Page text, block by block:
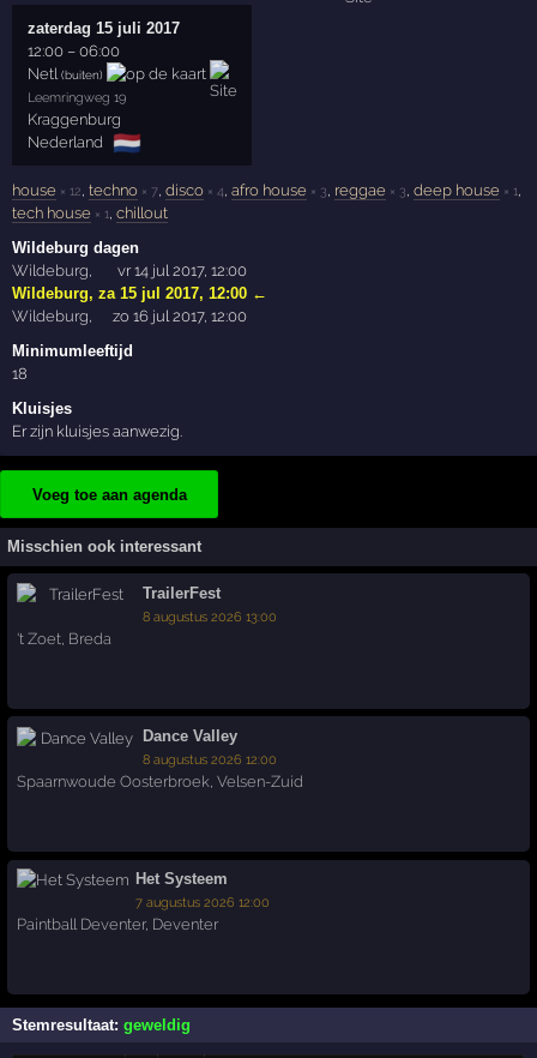
zaterdag 15 juli 2017
12:00 –06:00
Netl (buiten)
Leemringweg 19
Kraggenburg
Nederland 🇳🇱
house × 12 ,techno × 7 ,disco × 4 ,afro house × 3 reggae × 3 ,deep house × 1
tech house × 1 ,chillout
Wildeburg dagen
Wildeburg
vr 14 jul 2017, 12:00
Wildeburg,za 15 jul 2017, 12:00 ←
Wildeburg
zo 16 jul 2017, 12:00
Minimumleeftijd
18
Kluisjes
Er zijn kluisjes aanwezig.
Voeg toe aan agenda
Misschien ook interessant
TrailerFest
8 augustus 2026 13:00
't Zoet Breda
Dance Valley
8 augustus 2026 12:00
Spaarnwoude Oosterbroek ,Velsen-Zuid
Het Systeem
7 augustus 2026 12:00
Paintball Deventer, Deventer
Stemresultaat:geweldig